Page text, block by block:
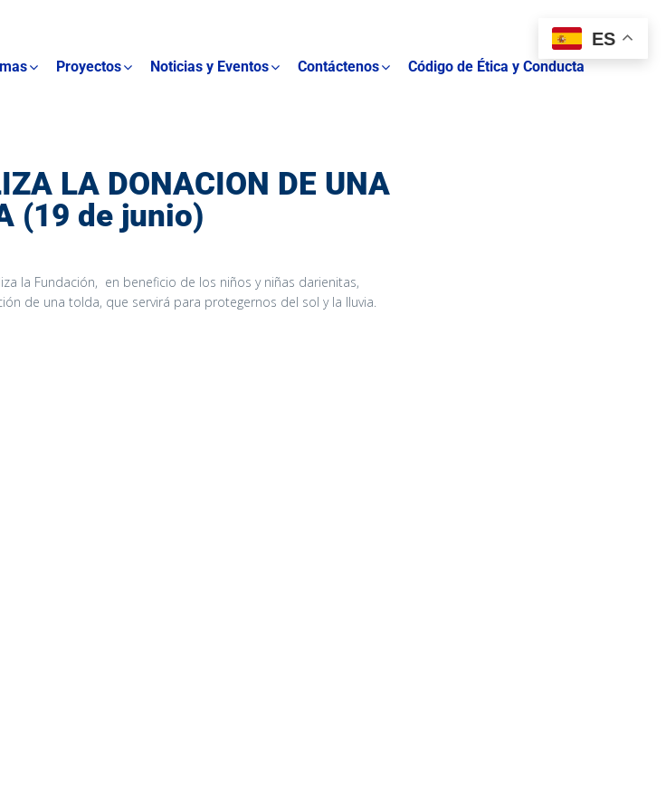
Proyectos Noticias y Eventos Contáctenos Código de Ética y Conducta
LA DONACION DE UNA
(19 de junio)
la Fundación, en beneficio de los niños y niñas darienitas,
de una tolda, que servirá para protegernos del sol y la lluvia.
ES